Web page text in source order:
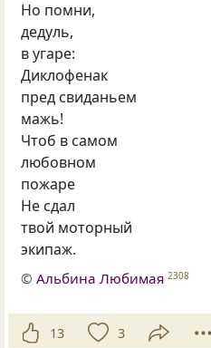
Но помни,
дедуль,
в угаре:
Диклофенак
пред свиданьем
мажь!
Чтоб в самом
любовном
пожаре
Не сдал
твой моторный
экипаж.
©Альбина Любимая 2308
13 3